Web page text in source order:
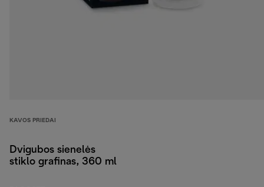
KAVOS PRIEDAI
Dvigubos sienelės
stiklo grafinas, 360 ml